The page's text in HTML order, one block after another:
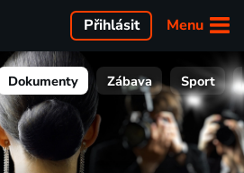
Menu
Přihlásit
Dokumenty Zábava Sport